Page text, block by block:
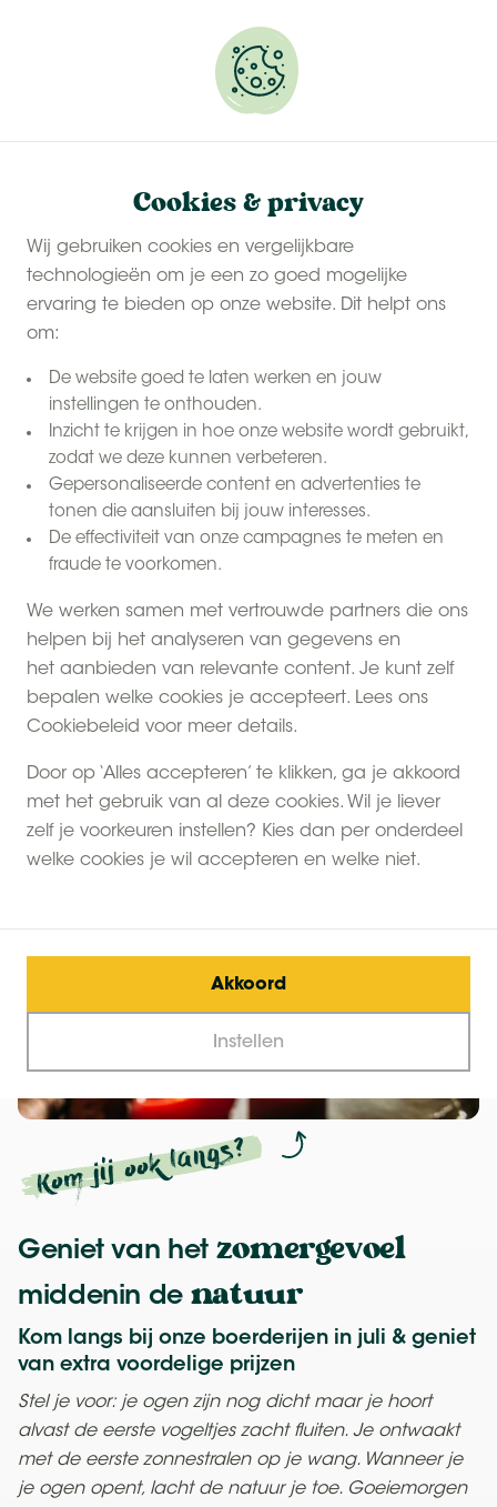
Cookies & privacy
Wij gebruiken cookies en vergelijkbare
technologieën om je een zo goed mogelijke
ervaring te bieden op onze website. Dit helpt ons
om:
De website goed te laten werken en jouw
instellingen te onthouden.
Inzicht te krijgen in hoe onze website wordt gebruikt,
zodat we deze kunnen verbeteren.
Gepersonaliseerde content en advertenties te
tonen die aansluiten bij jouw interesses.
De effectiviteit van onze campagnes te meten en
fraude te voorkomen.
We werken samen met vertrouwde partners die ons
helpen bij het analyseren van gegevens en
het aanbieden van relevante content. Je kunt zelf
bepalen welke cookies je accepteert. Lees ons
Cookiebeleid voor meer details.
Door op ‘Alles accepteren’ te klikken, ga je akkoord
met het gebruik van al deze cookies. Wil je liever
zelf je voorkeuren instellen? Kies dan per onderdeel
welke cookies je wil accepteren en welke niet.
Akkoord
Instellen
Reserveer snel jouw plekje.
Extravoordelige
prijzen injuli
Bekijk meer
Voordelige prijzen in juli
Kom jij ook langs?
Geniet van het zomergevoel
middenin de natuur
Kom langs bij onze boerderijen in juli & geniet
van extra voordelige prijzen
Stel je voor: je ogen zijn nog dicht maar je hoort
alvast de eerste vogeltjes zacht fluiten. Je ontwaakt
met de eerste zonnestralen op je wang. Wanneer je
je ogen opent, lacht de natuur je toe. Goeiemorgen